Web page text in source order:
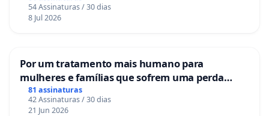
54 Assinaturas / 30 dias
8 Jul 2026
Por um tratamento mais humano para
mulheres e famílias que sofrem uma perda
gestacional nos hospitais portugueses
81 assinaturas
42 Assinaturas / 30 dias
21 Jun 2026